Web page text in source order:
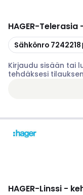
HAGER-Telerasia
Kopioi
Sähkönro 7242218
Kirjaudu sisään tai
tehdäksesi tilauksen
HAGER-Linssi -